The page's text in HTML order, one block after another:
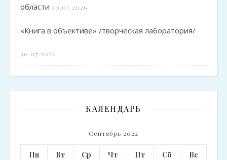
области 30.07.2026
«Книга в объективе» /творческая лаборатория/
30.07.2026
КАЛЕНДАРЬ
Сентябрь 2022
Пн Вт Ср Чт Пт Сб Вс